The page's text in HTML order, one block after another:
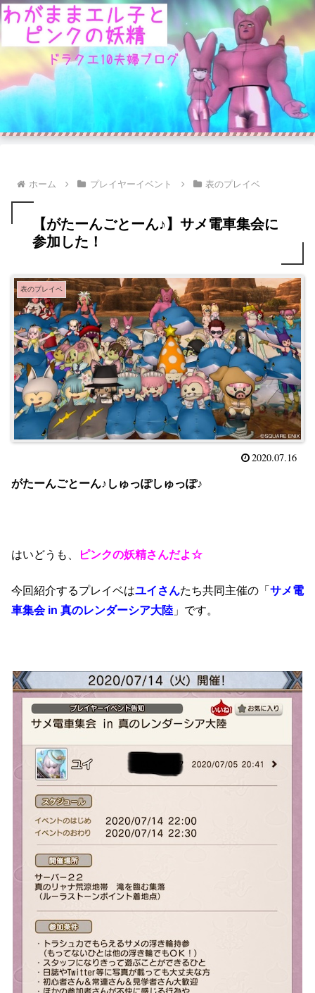
ホーム プレイヤーイベント 表のプレイベ
【がたーんごとーん♪】サメ電車集会に
参加した！
表のプレイベ
2020.07.16
がたーんごとーん♪しゅっぽしゅっぽ♪
はいどうも、 ピンクの妖精さんだよ☆
今回紹介するプレイベはユイさんたち共同主催の「 サメ電
車集会 in 真のレンダーシア大陸 」です。